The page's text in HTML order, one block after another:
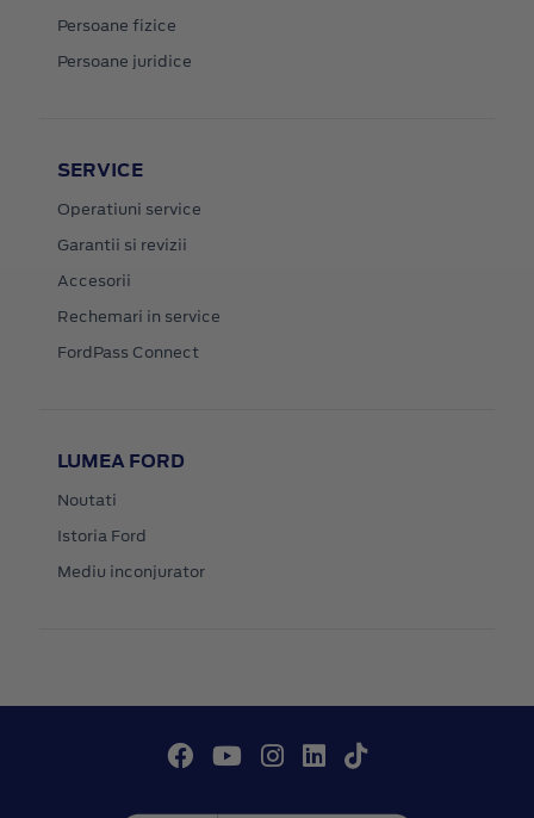
Persoane fizice
Persoane juridice
SERVICE
Operatiuni service
Garantii si revizii
Accesorii
Rechemari in service
FordPass Connect
LUMEA FORD
Noutati
Istoria Ford
Mediu inconjurator